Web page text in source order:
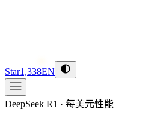
Star1,338EN
DeepSeek R1 · 每美元性能